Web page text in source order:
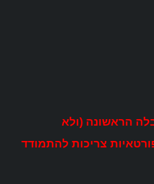
הראשונה (ולא
צריכות להתמודד